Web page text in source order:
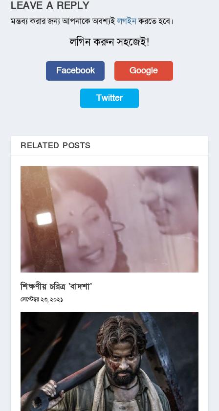
LEAVE A REPLY
মন্তব্য করার জন্য আপনাকে অবশ্যইলগইনকরতে হবে।
লগিন করুন সহজেই!
Facebook Google
Twitter
RELATED POSTS
শিক্ষণীয় চরিত্র ‘বাদশা’
সেপ্টেম্বর ২৩, ২০২১